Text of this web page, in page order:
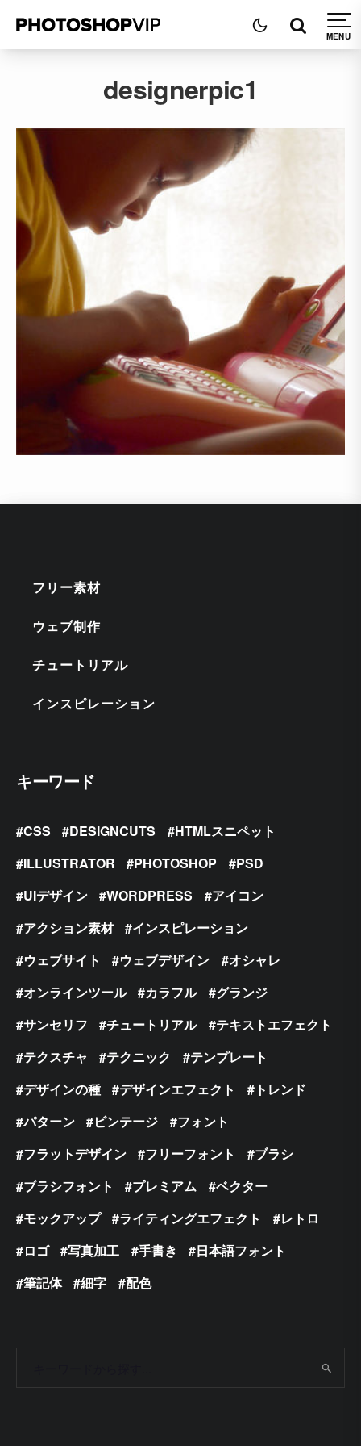
designerpic1
フリー素材
ウェブ制作
チュートリアル
インスピレーション
キーワード
CSS DESIGNCUTS
HTMLスニペット
ILLUSTRATOR
PHOTOSHOP
PSD
UIデザイン
WORDPRESS
アイコン
アクション素材
インスピレーション
ウェブサイト
ウェブデザイン
オシャレ
オンラインツール
カラフル
グランジ
サンセリフ
チュートリアル
テキストエフェクト
テクスチャ
テクニック
テンプレート
デザインの種
デザインエフェクト
トレンド
パターン
ビンテージ
フォント
フラットデザイン
フリーフォント
ブラシ
ブラシフォント
プレミアム
ベクター
モックアップ
ライティングエフェクト
レトロ
ロゴ
写真加工 手書き
日本語フォント
筆記体
細字 配色